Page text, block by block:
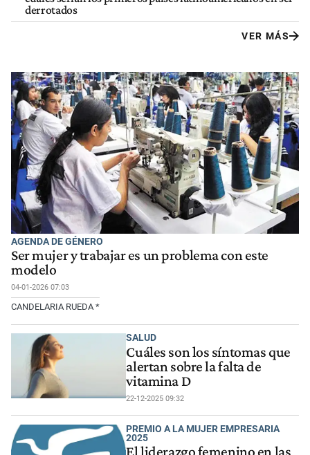
derrotados
VER MÁS
AGENDA DE GÉNERO
Ser mujer y trabajar es un problema con este
modelo
04-01-2026 07:03
CANDELARIA RUEDA *
SALUD
Cuáles son los síntomas que
alertan sobre la falta de
vitamina D
22-12-2025 09:32
PREMIO A LA MUJER EMPRESARIA
2025